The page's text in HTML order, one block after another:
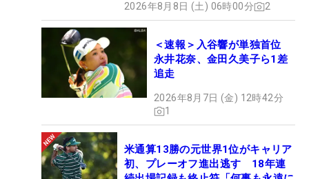
2026年8月8日 (土) 06時00分 2
＜速報＞入谷響が単独首位
永井花奈、金田久美子ら1差
追走
2026年8月7日 (金) 12時42分
1
米通算13勝の元世界1位がキャリア
初、プレーオフ進出逃す 18年連